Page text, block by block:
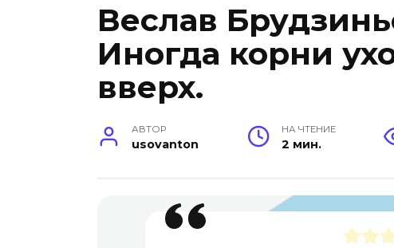
Веслав
Иногда корни
вверх.
АВТОР
usovanton
НА ЧТЕНИЕ
2 мин.